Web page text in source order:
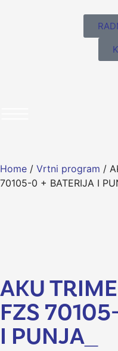
Home / Vrtni program /
70105-0 + BATERIJA I
AKU
FZS
I PUNJA_